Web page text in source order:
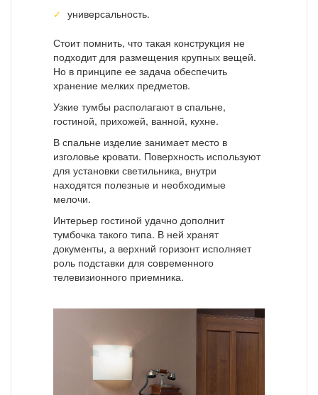
универсальность.
Стоит помнить, что такая конструкция не
подходит для размещения крупных вещей.
Но в принципе ее задача обеспечить
хранение мелких предметов.
Узкие тумбы располагают в спальне,
гостиной, прихожей, ванной, кухне.
В спальне изделие занимает место в
изголовье кровати. Поверхность используют
для установки светильника, внутри
находятся полезные и необходимые
мелочи.
Интерьер гостиной удачно дополнит
тумбочка такого типа. В ней хранят
документы, а верхний горизонт исполняет
роль подставки для современного
телевизионного приемника.